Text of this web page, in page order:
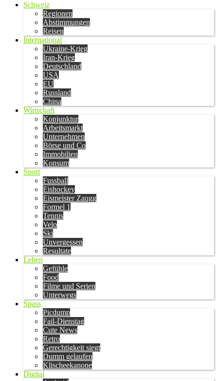
Schweiz
Regionen
Abstimmungen
Reisen
International
Ukraine-Krieg
Iran-Krieg
Deutschland
USA
EU
Russland
China
Wirtschaft
Konjunktur
Arbeitsmarkt
Unternehmen
Börse und Co
Immobilien
Konsum
Sport
Fussball
Eishockey
Eismeister Zaugg
Formel 1
Tennis
Velo
Ski
Unvergessen
Resultate
Leben
Gefühle
Food
Filme und Serien
Unterwegs
Spass
Picdump
Fail-Dienstag
Cute News
Retro
Gerechtigkeit siegt
Dumm gelaufen
Klischeekanone
Digital